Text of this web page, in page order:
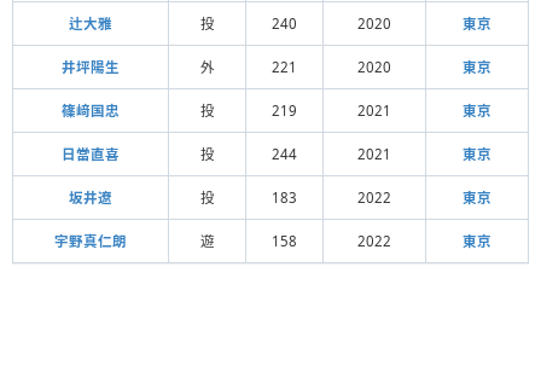
辻大雅 投 240 2020 東京
井坪陽生 外 221 2020 東京
篠﨑国忠 投 219 2021 東京
日當直喜 投 244 2021 東京
坂井遼 投 183 2022 東京
宇野真仁朗 遊 158 2022 東京